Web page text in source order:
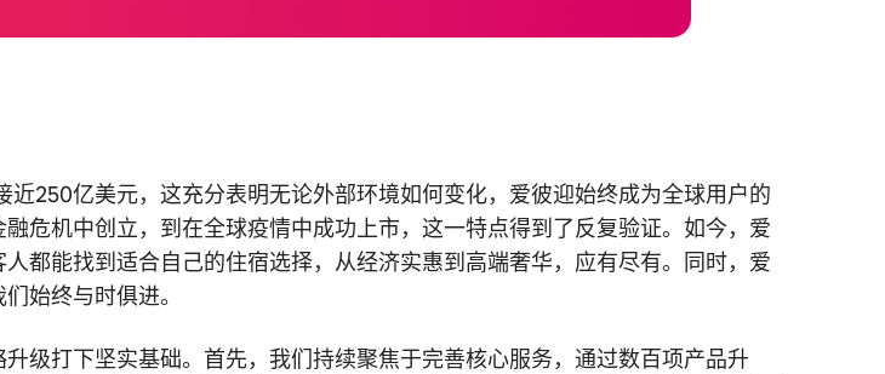
250亿美元，这充分表明无论外部环境如何变化，爱彼迎始终成为全球用户的
危机中创立，到在全球疫情中成功上市，这一特点得到了反复验证。如今，爱
都能找到适合自己的住宿选择，从经济实惠到高端奢华，应有尽有。同时，爱
始终与时俱进。
打下坚实基础。首先，我们持续聚焦于完善核心服务，通过数百项产品升